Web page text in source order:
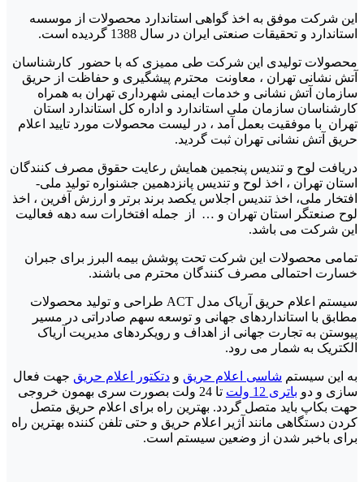
این شرکت موفق به اخذ گواهی استاندارد محصولات از موسسه
استاندارد و تحقیقات صنعتی ایران در سال 1388 گردیده است.
محصولات تولیدی این شرکت طی ممیزی که با حضور کارشناسان
آتش نشانی تهران ، معاونت محترم پیشگیری و حفاظت از حریق
سازمان آتش نشانی و خدمات ایمنی شهرداری تهران به همراه
کارشناسان سازمان ملی استاندارد و اداره کل استاندارد استان
تهران با موفقیت بعمل آمد ، در لیست محصولات مورد تایید اعلام
حریق آتش نشانی تهران ثبت گردید.
دریافت لوح و تندیس پنجمین همایش رعایت حقوق مصرف کنندگان
استان تهران ، اخذ لوح و تندیس پانزدهمین جشنواره تولید ملی-
افتخار ملی، اخذ تندیس اجلاس یکصد برند برتر و ارزش آفرین ، اخذ
لوح صنعتگر استان تهران و … از جمله افتخارات سه دهه فعالیت
این شرکت می باشد.
تمامی محصولات این شرکت تحت پوشش بیمه البرز برای جبران
خسارت احتمالی مصرف کنندگان محترم می باشند.
سیستم اعلام حریق آریاک مدل ACT طراحی و تولید محصولات
مطابق با استانداردهای جهانی و توسعه سهم صادراتی در مسیر
پیوستن به تجارت جهانی از اهداف و رویکردهای مدیریت آریاک
الکتریک به شمار می رود.
به این سیستم شاسی اعلام حریق و دتکتور اعلام حریق جهت فعال
سازی و دو باتری 12 ولت
تا 24 ولت بصورت سری بهمون خروجی
حهت بکاپ باید متصل گردد. بهترین راه برای اعلام حریق متصل
کردن دستگاهی مانند آژیر اعلام حریق و حتی تلفن کننده بهترین راه
برای باخبر شدن از وضعین سیستم است.